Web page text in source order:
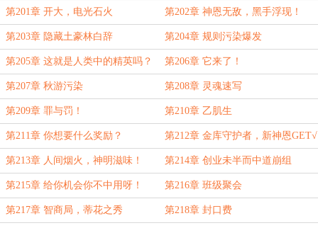
第201章 开大，电光石火 第202章 神恩无敌，黑手浮现！
第203章 隐藏土豪林白辞 第204章 规则污染爆发
第205章 这就是人类中的精英吗？ 第206章 它来了！
第207章 秋游污染 第208章 灵魂速写
第209章 罪与罚！ 第210章 乙肌生
第211章 你想要什么奖励？ 第212章 金库守护者，新神恩GET√
第213章 人间烟火，神明滋味！ 第214章 创业未半而中道崩组
第215章 给你机会你不中用呀！ 第216章 班级聚会
第217章 智商局，蒂花之秀 第218章 封口费